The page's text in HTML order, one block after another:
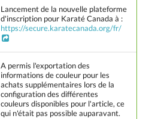
Lancement de la nouvelle plateforme
d'inscription pour Karaté Canada à :
https://secure.karatecanada.org/fr/
A permis l'exportation des
informations de couleur pour les
achats supplémentaires lors de la
configuration des différentes
couleurs disponibles pour l'article, ce
qui n'était pas possible auparavant.